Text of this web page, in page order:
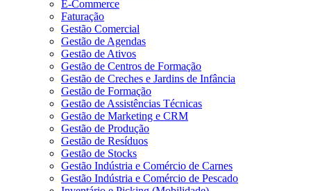
E-Commerce
Faturação
Gestão Comercial
Gestão de Agendas
Gestão de Ativos
Gestão de Centros de Formação
Gestão de Creches e Jardins de Infância
Gestão de Formação
Gestão de Assistências Técnicas
Gestão de Marketing e CRM
Gestão de Produção
Gestão de Resíduos
Gestão de Stocks
Gestão Indústria e Comércio de Carnes
Gestão Indústria e Comércio de Pescado